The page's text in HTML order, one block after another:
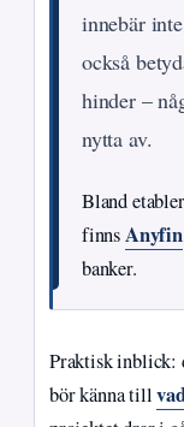
innebär
också
hinder –
nytta av.
Bland
finnsAnyfin
banker.
Praktisk inblick:
bör känna till